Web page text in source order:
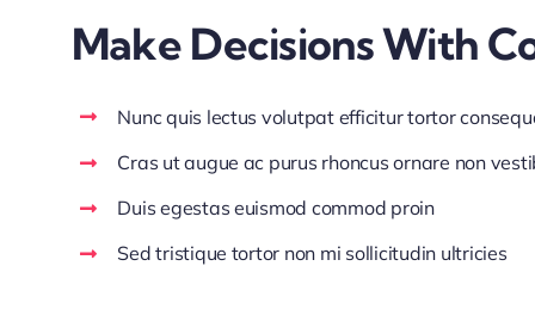
Make Decisions With
Nunc quis lectus volutpat efficitur tortor
Cras ut augue ac purus rhoncus ornare non
Duis egestas euismod commod proin
Sed tristique tortor non mi sollicitudin ultricies